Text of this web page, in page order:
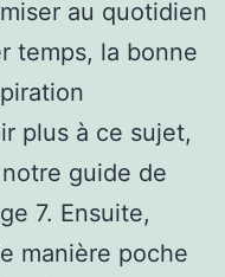
au quotidien
temps, la bonne
plus à ce sujet,
guide de
7. Ensuite,
manière poche